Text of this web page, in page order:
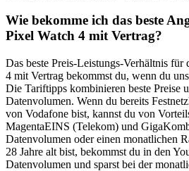
Wie bekomme ich das beste
Pixel Watch 4 mit Vertrag?
Das beste Preis-Leistungs-Verhältnis für
4 mit Vertrag bekommst du, wenn du
Die Tariftipps kombinieren beste Preise
Datenvolumen. Wenn du bereits
von Vodafone bist, kannst du von
MagentaEINS (Telekom) und
Datenvolumen oder einen monatlichen
28 Jahre alt bist, bekommst du in den
Datenvolumen und sparst bei der